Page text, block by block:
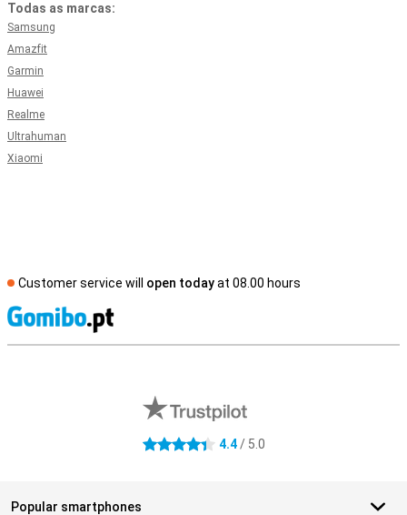
Todas as marcas:
Samsung
Amazfit
Garmin
Huawei
Realme
Ultrahuman
Xiaomi
Customer service will open todayat 08.00 hours
4.4 stars 4.4/ 5.0
Popular smartphones